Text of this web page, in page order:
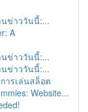
นข่าววันนี้:...
A
นข่าววันนี้:...
นข่าววันนี้:...
ารเล่นสล็อต
Website...